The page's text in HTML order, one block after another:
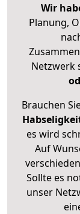
Wir
Planung,
Netzwerk
Brauchen
es wird
Auf
Sollte es
unser